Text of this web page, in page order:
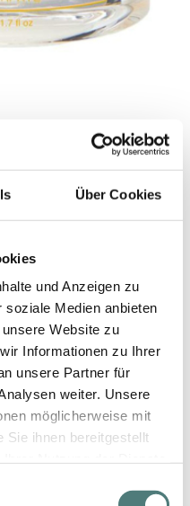
Über Cookies
und Anzeigen zu
soziale Medien anbieten
Website zu
Informationen zu Ihrer
unsere Partner für
weiter. Unsere
möglicherweise mit
Sie ihnen bereitgestellt